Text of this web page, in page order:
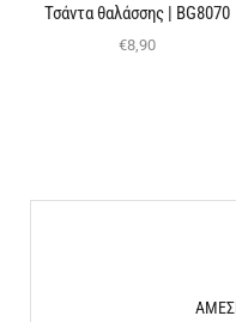
Τσάντα θαλάσσης | BG8070
€8,90